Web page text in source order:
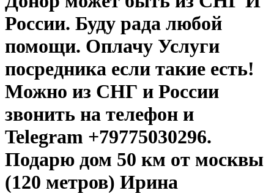
России. Буду рада любой
помощи. Оплачу Услуги
посредника если такие есть!
Можно из СНГ и России
звонить на телефон и
Telegram +79775030296.
Подарю дом 50 км от москвы
(120 метров) Ирина